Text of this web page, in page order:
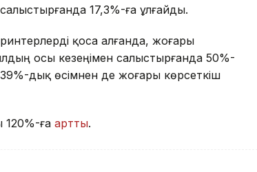
17,3%-ға ұлғайды.
қоса алғанда, жоғары
осы кезеңімен салыстырғанда 50%-
дық өсімнен де жоғары көрсеткіш
120%-ға артты.